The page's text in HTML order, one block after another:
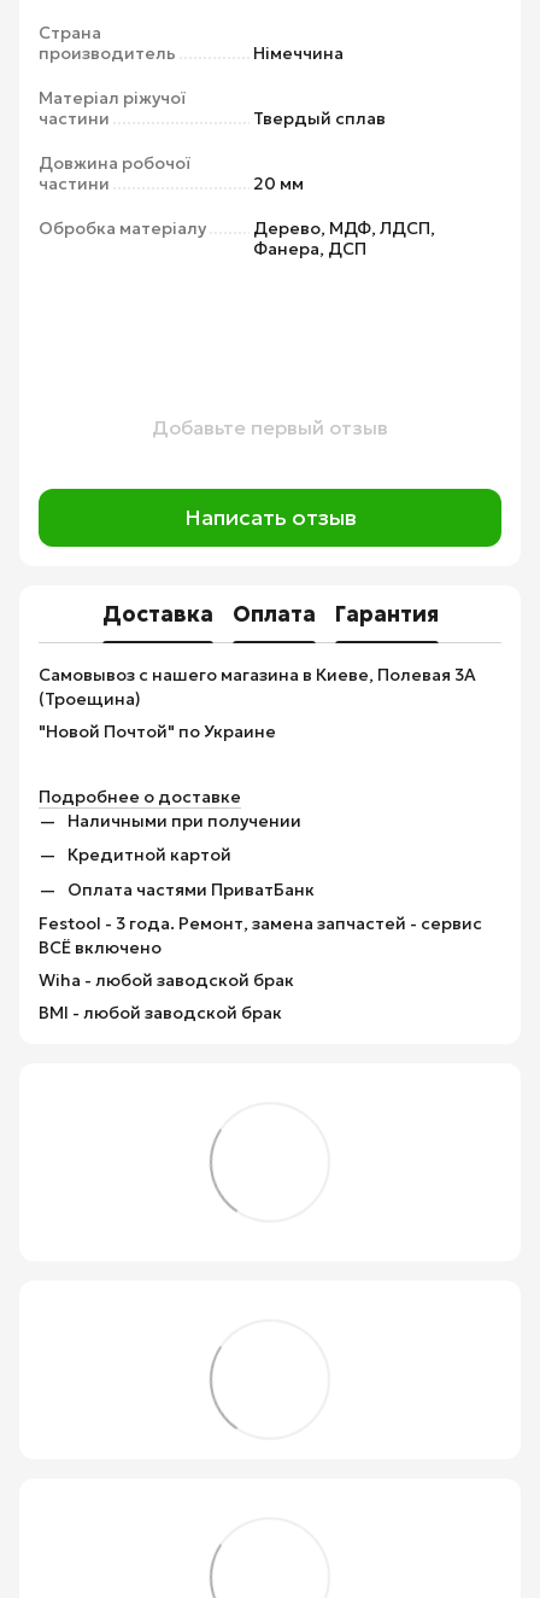
Страна
производитель
Німеччина
Матеріал ріжучої
частини
Твердый сплав
Довжина робочої
частини
20 мм
Обробка матеріалу
Дерево, МДФ, ЛДСП,
Фанера, ДСП
Добавьте первый отзыв
Написать отзыв
Доставка Оплата Гарантия
Самовывоз с нашего магазина в Киеве, Полевая 3А
(Троещина)
"Новой Почтой" по Украине
Подробнее о доставке
Наличными при получении
Кредитной картой
Оплата частями ПриватБанк
Festool - 3 года. Ремонт, замена запчастей - сервис
ВСЁ включено
Wiha - любой заводской брак
BMI - любой заводской брак